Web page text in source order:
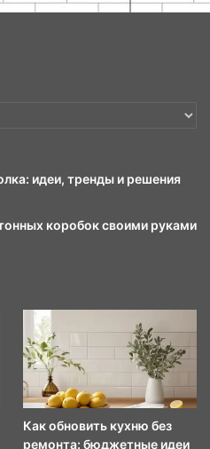
идеи, тренды и решения
коробок своими руками
Как обновить кухню без
ремонта: бюджетные идеи